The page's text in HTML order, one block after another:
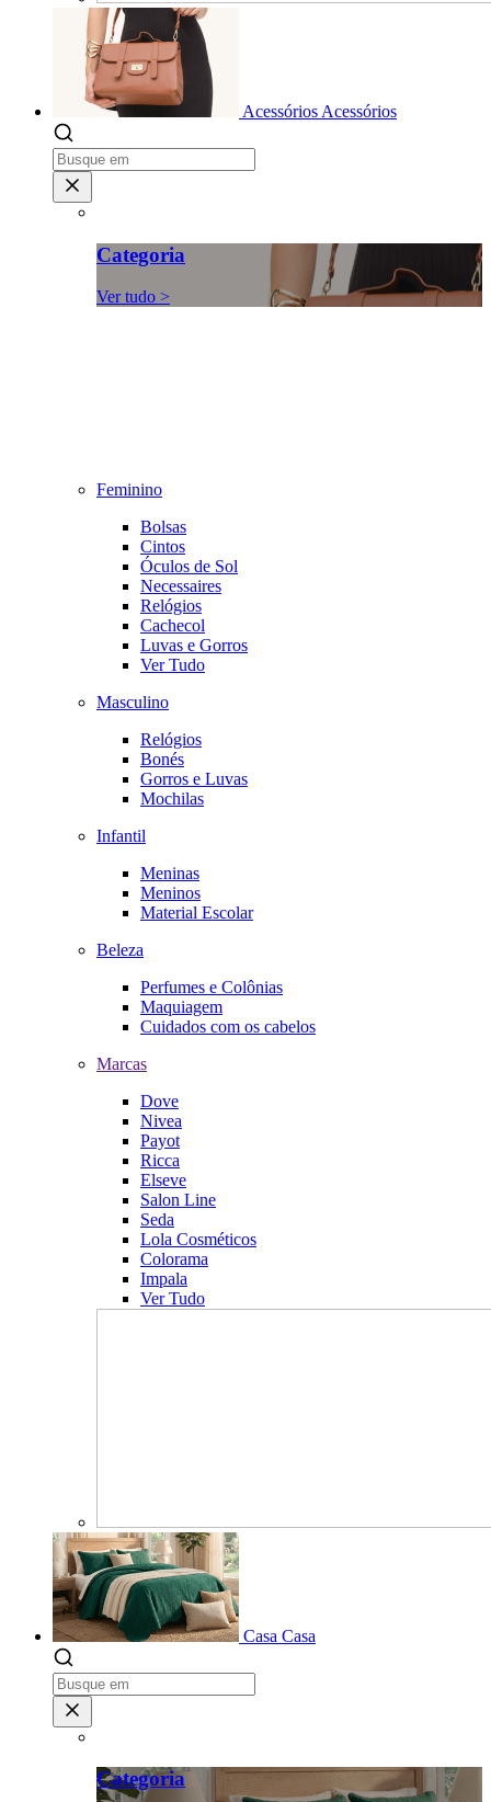
Acessórios Acessórios
Categoria
Ver tudo >
Feminino
Bolsas
Cintos
Óculos de Sol
Necessaires
Relógios
Cachecol
Luvas e Gorros
Ver Tudo
Masculino
Relógios
Bonés
Gorros e Luvas
Mochilas
Infantil
Meninas
Meninos
Material Escolar
Beleza
Perfumes e Colônias
Maquiagem
Cuidados com os cabelos
Marcas
Dove
Nivea
Payot
Ricca
Elseve
Salon Line
Seda
Lola Cosméticos
Colorama
Impala
Ver Tudo
Casa Casa
Categoria